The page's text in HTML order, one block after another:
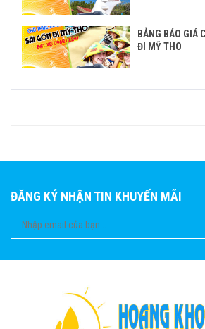
BẢNG BÁO GIÁ
ĐI MỸ THO
ĐĂNG KÝ NHẬN TIN KHUYẾN MÃI